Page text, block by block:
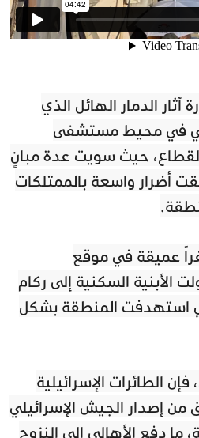
الدمار الهائل الذي
في محيط مستشفى
حيث سويت عدة مبانٍ
أضرار واسعة بالممتلكات
عميقة في موقع
الأبنية السكنية إلى ركام
استهدفت المنطقة بشكل
الطائرات الإسرائيلية
من إصدار الجيش الإسرائيلي
ما دفع الأهالي إلى النزوح